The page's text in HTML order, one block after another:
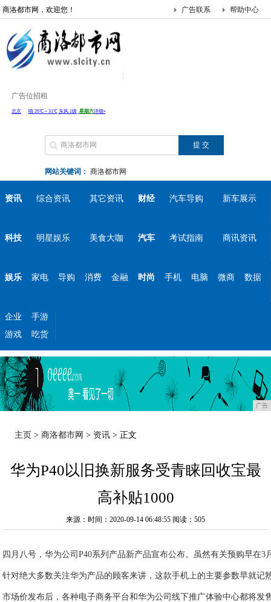
商洛都市网，欢迎您！ 帮助中心
广告联系
广告位招租
网站关键词： 商洛都市网
资讯 综合资讯 其它资讯 财经 汽车导购 新车展示
科技 明星娱乐 美食大咖 汽车 考试指南 商讯资讯
娱乐 家电 导购 消费 金融 时尚 手机 电脑 微商 数据
企业
手游
游戏
吃货
广告
主页 >商洛都市网 > 资讯 > 正文
华为P40以旧换新服务受青睐回收宝最
高补贴1000
来源：时间：2020-09-14 06:48:55 阅读：505
四月八号，华为公司P40系列产品新产品宣布公布。虽然有关预购早在
针对绝大多数关注华为产品的顾客来讲，这款手机上的主要参数早就
市场价发布后，各种电子商务平台和华为公司线下推广体验中心都将